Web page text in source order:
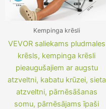
Kempinga krēsli
VEVOR saliekams pludmales
krēsls, kempinga krēsli
pieaugušajiem ar augstu
atzveltni, kabatu krūzei, sieta
atzveltni, pārnēsāšanas
somu, pārnēsājams īpaši